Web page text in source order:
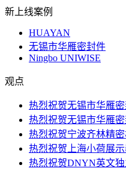
新上线案例
HUAYAN
无锡市华雁密封件
Ningbo UNIWISE
观点
热烈祝贺无锡市华雁
热烈祝贺无锡市华雁
热烈祝贺宁波齐林精
热烈祝贺上海小荷展
热烈祝贺DNYN英文